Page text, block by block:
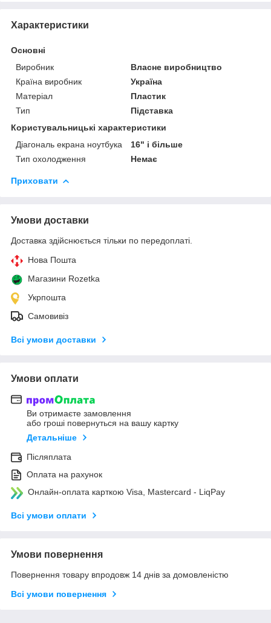
Характеристики
Основні
Виробник
Власне виробництво
Країна виробник
Україна
Матеріал
Пластик
Тип
Підставка
Користувальницькі характеристики
Діагональ екрана ноутбука
16" і більше
Тип охолодження
Немає
Приховати
Умови доставки
Доставка здійснюється тільки по передоплаті.
Нова Пошта
Магазини Rozetka
Укрпошта
Самовивіз
Всі умови доставки
Умови оплати
Ви отримаєте замовлення
або гроші повернуться на вашу картку
Детальніше
Післяплата
Оплата на рахунок
Онлайн-оплата карткою Visa, Mastercard - LiqPay
Всі умови оплати
Умови повернення
Повернення товару впродовж 14 днів за домовленістю
Всі умови повернення